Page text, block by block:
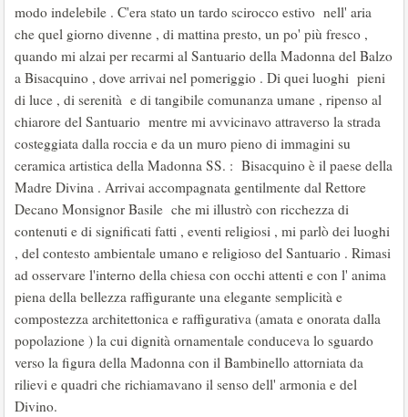
modo indelebile . C'era stato un tardo scirocco estivo nell' aria
che quel giorno divenne , di mattina presto, un po' più fresco ,
quando mi alzai per recarmi al Santuario della Madonna del Balzo
a Bisacquino , dove arrivai nel pomeriggio . Di quei luoghi pieni
di luce , di serenità e di tangibile comunanza umane , ripenso al
chiarore del Santuario mentre mi avvicinavo attraverso la strada
costeggiata dalla roccia e da un muro pieno di immagini su
ceramica artistica della Madonna SS. : Bisacquino è il paese della
Madre Divina . Arrivai accompagnata gentilmente dal Rettore
Decano Monsignor Basile che mi illustrò con ricchezza di
contenuti e di significati fatti , eventi religiosi , mi parlò dei luoghi
, del contesto ambientale umano e religioso del Santuario . Rimasi
ad osservare l'interno della chiesa con occhi attenti e con l' anima
piena della bellezza raffigurante una elegante semplicità e
compostezza architettonica e raffigurativa (amata e onorata dalla
popolazione ) la cui dignità ornamentale conduceva lo sguardo
verso la figura della Madonna con il Bambinello attorniata da
rilievi e quadri che richiamavano il senso dell' armonia e del
Divino.